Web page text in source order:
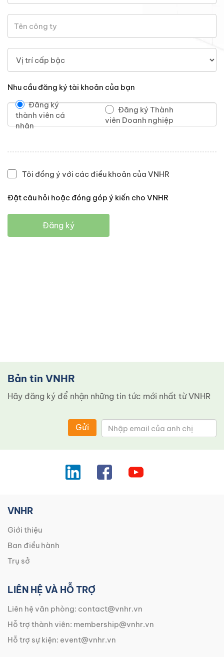
Nhu cầu đăng ký tài khoản của bạn
Đăng ký
thành viên cá
nhân
Đăng ký Thành
viên Doanh nghiệp
Tôi đồng ý với các điều khoản của VNHR
Đặt câu hỏi hoặc đóng góp ý kiến cho VNHR
Đăng ký
Bản tin VNHR
Hãy đăng ký để nhận những tin tức mới nhất từ ​​VNHR
Gửi
VNHR
Giới thiệu
Ban điều hành
Trụ sở
LIÊN HỆ VÀ HỖ TRỢ
Liên hệ văn phòng: contact@vnhr.vn
Hỗ trợ thành viên: membership@vnhr.vn
Hỗ trợ sự kiện: event@vnhr.vn